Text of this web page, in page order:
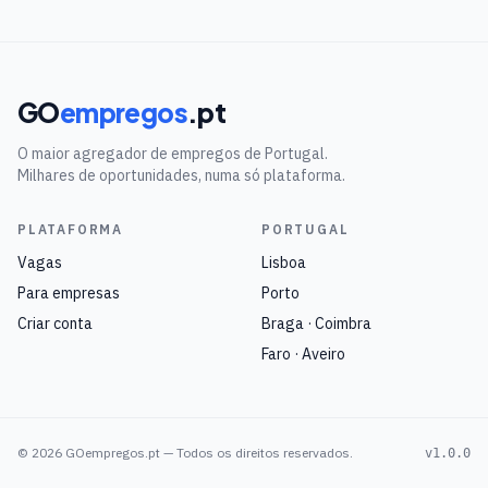
GOempregos.pt
O maior agregador de empregos de Portugal.
Milhares de oportunidades, numa só plataforma.
PLATAFORMA
Vagas
Para empresas
Criar conta
PORTUGAL
Lisboa
Porto
Braga · Coimbra
Faro · Aveiro
© 2026 GOempregos.pt — Todos os direitos reservados. v1.0.0